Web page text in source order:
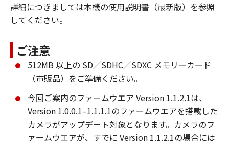
詳細につきましては本機の使用説明書（最新版）を参照
してください。
ご注意
512MB 以上の SD／SDHC／SDXC メモリーカード
（市販品）をご準備ください。
今回ご案内のファームウエア Version 1.1.2.1は、
Version 1.0.0.1–1.1.1.1のファームウエアを搭載した
カメラがアップデート対象となります。カメラのフ
ァームウエアが、すでに Version 1.1.2.1の場合には